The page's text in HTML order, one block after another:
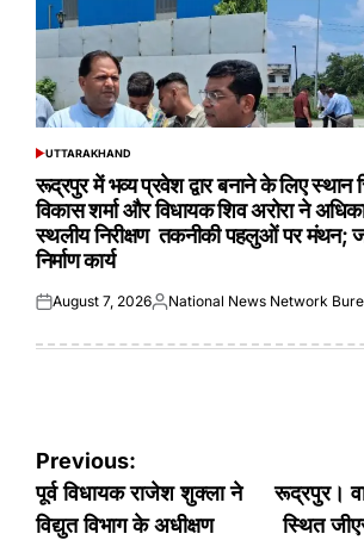
POSTED
UTTARAKHAND
रूद्रपुर में भव्य प्रवेश द्वार बनाने के लिए स्थान
विकास शर्मा और विधायक शिव अरोरा ने
स्थलीय निरीक्षण तकनीकी पहलुओं पर मंथन;
निर्माण कार्य
Posted
August 7, 2026Posted
National News Network
Post
navigation
Previous:
पूर्व विधायक राजेश शुक्ला ने
विद्युत विभाग के अधीक्षण
रूद्रपुर।
स्थित